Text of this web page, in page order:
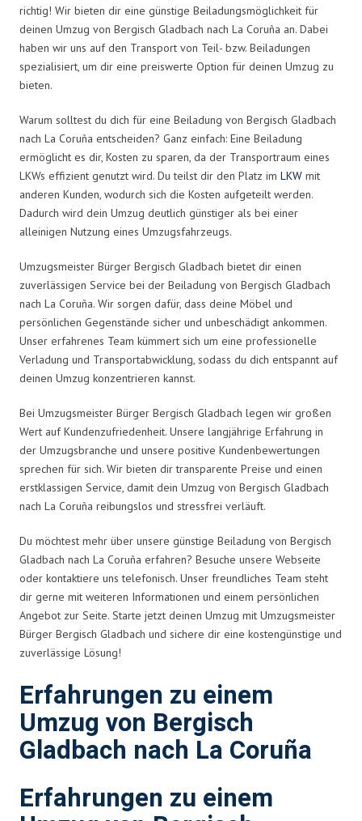
richtig! Wir bieten dir eine günstige Beiladungsmöglichkeit für
deinen Umzug von Bergisch Gladbach nach La Coruña an. Dabei
haben wir uns auf den Transport von Teil- bzw. Beiladungen
spezialisiert, um dir eine preiswerte Option für deinen Umzug zu
bieten.
Warum solltest du dich für eine Beiladung von Bergisch Gladbach
nach La Coruña entscheiden? Ganz einfach: Eine Beiladung
ermöglicht es dir, Kosten zu sparen, da der Transportraum eines
LKWs effizient genutzt wird. Du teilst dir den Platz im LKW mit
anderen Kunden, wodurch sich die Kosten aufgeteilt werden.
Dadurch wird dein Umzug deutlich günstiger als bei einer
alleinigen Nutzung eines Umzugsfahrzeugs.
Umzugsmeister Bürger Bergisch Gladbach bietet dir einen
zuverlässigen Service bei der Beiladung von Bergisch Gladbach
nach La Coruña. Wir sorgen dafür, dass deine Möbel und
persönlichen Gegenstände sicher und unbeschädigt ankommen.
Unser erfahrenes Team kümmert sich um eine professionelle
Verladung und Transportabwicklung, sodass du dich entspannt auf
deinen Umzug konzentrieren kannst.
Bei Umzugsmeister Bürger Bergisch Gladbach legen wir großen
Wert auf Kundenzufriedenheit. Unsere langjährige Erfahrung in
der Umzugsbranche und unsere positive Kundenbewertungen
sprechen für sich. Wir bieten dir transparente Preise und einen
erstklassigen Service, damit dein Umzug von Bergisch Gladbach
nach La Coruña reibungslos und stressfrei verläuft.
Du möchtest mehr über unsere günstige Beiladung von Bergisch
Gladbach nach La Coruña erfahren? Besuche unsere Webseite
oder kontaktiere uns telefonisch. Unser freundliches Team steht
dir gerne mit weiteren Informationen und einem persönlichen
Angebot zur Seite. Starte jetzt deinen Umzug mit Umzugsmeister
Bürger Bergisch Gladbach und sichere dir eine kostengünstige und
zuverlässige Lösung!
Erfahrungen zu einem
Umzug von Bergisch
Gladbach nach La Coruña
Erfahrungen zu einem